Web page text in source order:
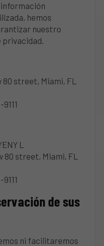
hemos
nuestro
privacidad.
80 street, Miami, FL
L
80 street, Miami, FL
de sus
ni facilitaremos